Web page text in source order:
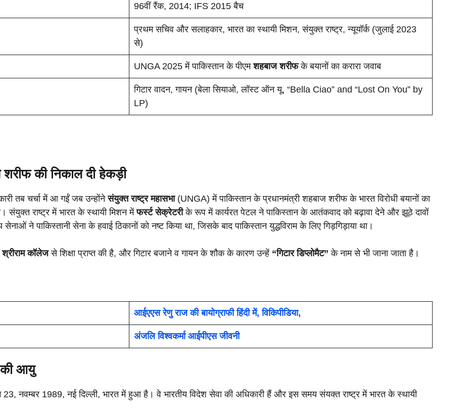
96वीं रैंक, 2014; IFS 2015 बैच
प्रथम सचिव और सलाहकार, भारत का स्थायी मिशन, संयुक्त राष्ट्र, न्यूयॉर्क (जुलाई 2023
से)
UNGA 2025 में पाकिस्तान के पीएमशहबाज शरीफके बयानों का करारा जवाब
गिटार वादन, गायन (बेला सियाओ, लॉस्ट ऑन यू, “Bella Ciao” and “Lost On You” by
LP)
शरीफकी निकाल दी हेकड़ी
तब चर्चा में आ गईं जब उन्होंनेसंयुक्त राष्ट्र महासभा(UNGA) में पाकिस्तान के प्रधानमंत्री शहबाज शरीफ के भारत विरोधी बयानों का
संयुक्त राष्ट्र में भारत के स्थायी मिशन मेंफर्स्ट सेक्रेटरीके रूप में कार्यरत पेटल ने पाकिस्तान के आतंकवाद को बढ़ावा देने और झूठे दावों
सेनाओं ने पाकिस्तानी सेना के हवाई ठिकानों को नष्ट किया था, जिसके बाद पाकिस्तान युद्धविराम के लिए गिड़गिड़ाया था।
कॉलेजसे शिक्षा प्राप्त की है, और गिटार बजाने व गायन के शौक के कारण उन्हें “गिटार डिप्लोमैट”के नाम से भी जाना जाता है।
आईएएस रेणु राज की बायोग्राफी हिंदी में, विकिपीडिया,
अंजलि विश्वकर्मा आईपीएस जीवनी
आयु
नवम्बर 1989, नई दिल्ली, भारत में हुआ है। वे भारतीय विदेश सेवा की अधिकारी हैं और इस समय संयक्त राष्ट्र में भारत के स्थायी